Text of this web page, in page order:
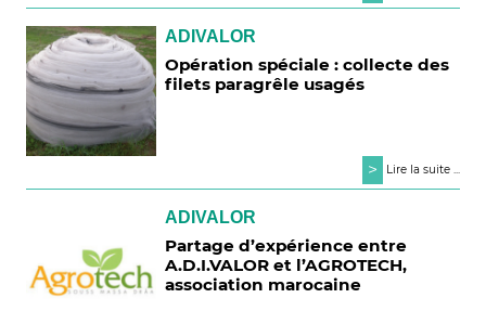
ADIVALOR
Opération spéciale : collecte des
filets paragrêle usagés
> Lire la suite ...
ADIVALOR
Partage d’expérience entre
A.D.I.VALOR et l’AGROTECH,
association marocaine